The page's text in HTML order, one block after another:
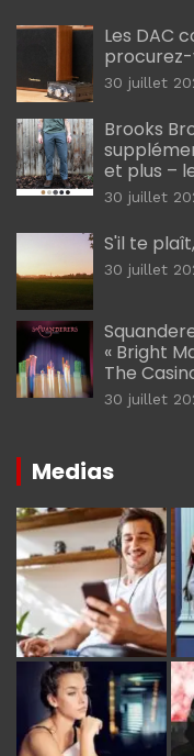
Les DAC
30 juillet
Brooks
et plus –
30 juillet
S'il te
30 juillet
« Bright
The
30 juillet
Medias